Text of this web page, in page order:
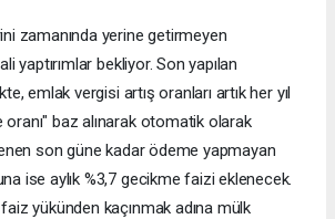
zamanında yerine getirmeyen
yaptırımlar bekliyor. Son yapılan
emlak vergisi artış oranları artık her yıl
baz alınarak otomatik olarak
son güne kadar ödeme yapmayan
ise aylık %3,7 gecikme faizi eklenecek.
yükünden kaçınmak adına mülk